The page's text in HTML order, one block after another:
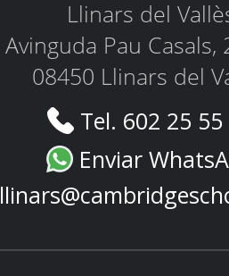
Llinars del
Avinguda Pau Casals,
08450 Llinars del
Tel. 602 25
Enviar